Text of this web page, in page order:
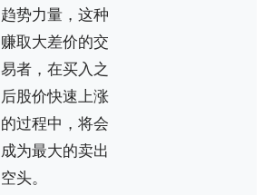
趋势力量，这种
赚取大差价的交
易者，在买入之
后股价快速上涨
的过程中，将会
成为最大的卖出
空头。